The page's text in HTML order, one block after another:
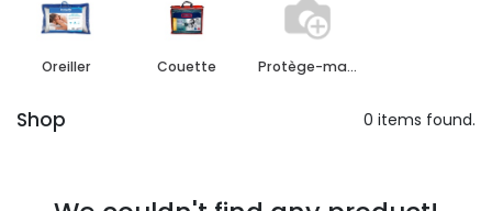
Oreiller Couette Protège-matelas
Shop 0 items found.